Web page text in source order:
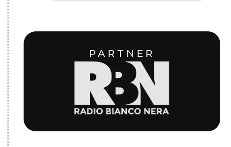
PARTNER